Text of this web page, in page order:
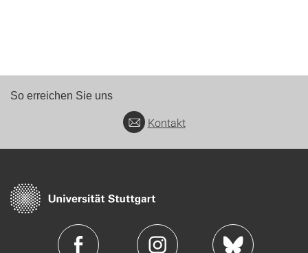
So erreichen Sie uns
Kontakt